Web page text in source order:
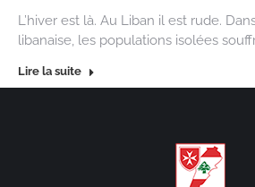
L’hiver est là. Au Liban il est rude.
libanaise, les populations isolées
Lire la suite